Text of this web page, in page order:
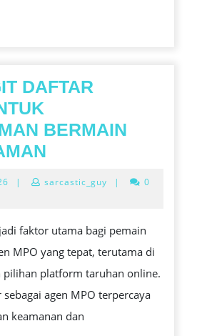
DAFTAR
BERMAIN
MUDAH
PENGALAMAN
BERMAIN
LEBIH
NYAMAN
February
| sarcastic_guy |
0
faktor utama bagi pemain
MPO yang tepat, terutama di
pilihan platform taruhan online.
sebagai agen MPO terpercaya
keamanan dan